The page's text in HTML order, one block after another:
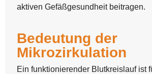
aktiven Gefäßgesundheit beitragen.
Bedeutung der
Mikrozirkulation
Ein funktionierender Blutkreislauf ist